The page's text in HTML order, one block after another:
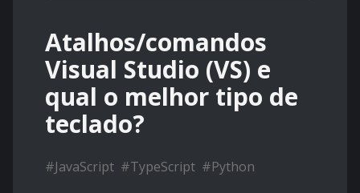
Atalhos/comandos
Visual Studio (VS) e
qual o melhor tipo de
teclado?
#JavaScript #TypeScript #Python